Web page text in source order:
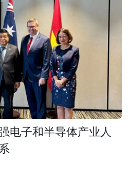
电子和半导体产业人